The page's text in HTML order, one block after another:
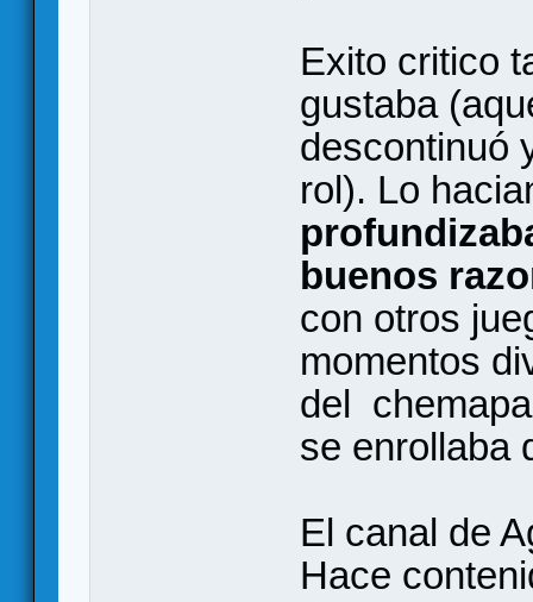
Exito critico
gustaba
descontinuó
rol). Lo
buenos
con otros
momentos
del
se enrollaba
El canal de
Hace